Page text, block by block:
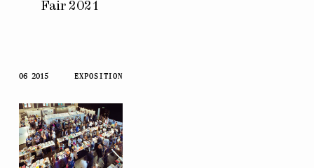
Fair 2021
06 2015 EXPOSITION